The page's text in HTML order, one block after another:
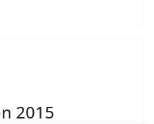
2015